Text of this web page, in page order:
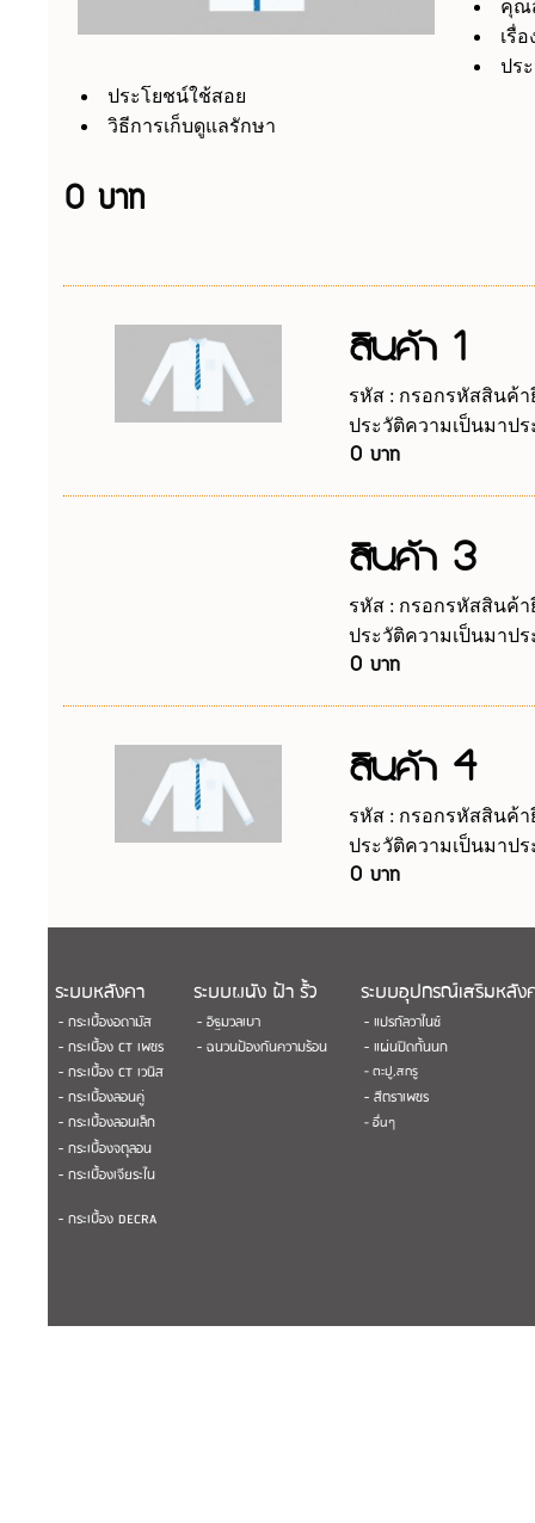
คุณ
เรื่
ปร
ประโยชน์ใช้สอย
วิธีการเก็บดูแลรักษา
0 บาท
สินค้า 1
รหัส : กรอกรหัสสินค้
ประวัติความเป็นมาป
0 บาท
สินค้า 3
รหัส : กรอกรหัสสินค้
ประวัติความเป็นมาป
0 บาท
สินค้า 4
รหัส : กรอกรหัสสินค้
ประวัติความเป็นมาป
0 บาท
ระบบหลังคา ระบบผนัง ฝ้า รั้ว ระบบอุปกรณ์เสริมหลัง
- กระเบื้องอดามัส - อิฐมวลเบา
- แปรกัลวาไนซ์
- กระเบื้อง CT เพชร
- ฉนวนป้องกันความร้อน
- แผ่นปิดกั้นนก
- กระเบื้อง CT เวนิส
- ตะปู,สกรู
- กระเบื้องลอนคู่
- สีตราเพชร
- กระเบื้องลอนเล็ก
- อื่นๆ
- กระเบื้องจตุลอน
- กระเบื้องเจียระไน
- กระเบื้อง DECRA